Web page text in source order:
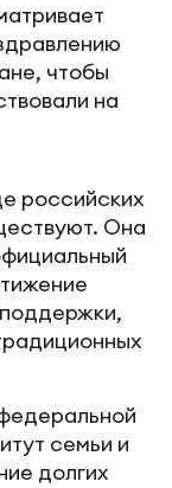
чтобы
на
российских
Она
семьи и
долгих